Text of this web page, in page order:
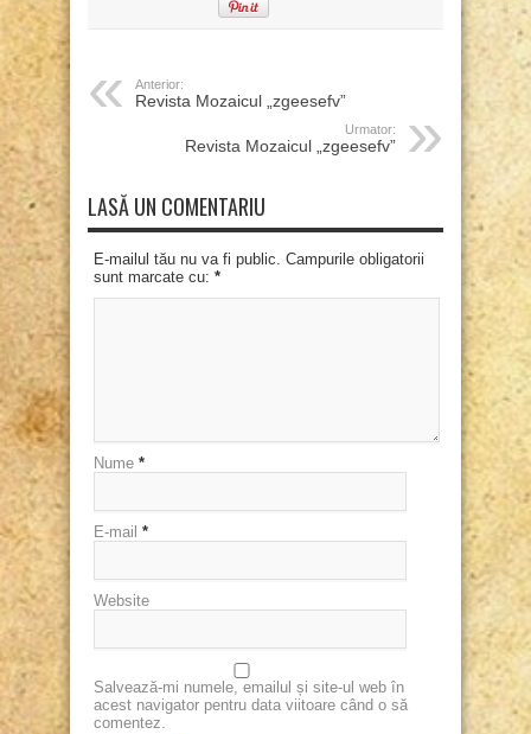
Anterior:
Revista Mozaicul „zgeesefv”
Urmator:
Revista Mozaicul „zgeesefv”
LASĂ UN COMENTARIU
E-mailul tău nu va fi public. Campurile obligatorii
sunt marcate cu: *
Nume *
E-mail *
Website
Salvează-mi numele, emailul și site-ul web în
acest navigator pentru data viitoare când o să
comentez.